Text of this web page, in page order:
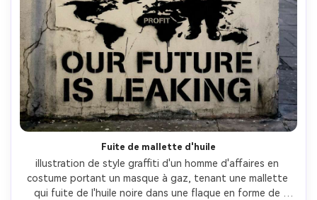
Fuite de mallette d'huile
illustration de style graffiti d'un homme d'affaires en
costume portant un masque à gaz, tenant une mallette
qui fuite de l'huile noire dans une flaque en forme de